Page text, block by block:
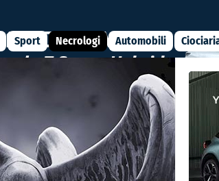
Sport Necrologi Automobili